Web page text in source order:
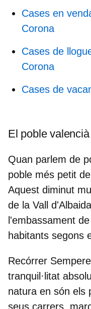
Cases en
Corona
Cases de
Corona
Cases de
El poble
Quan parlem de
poble més petit
Aquest diminut
de la Vall
l'embassament
habitants segons
Recórrer
tranquil·litat
natura en són els
seus carrers,